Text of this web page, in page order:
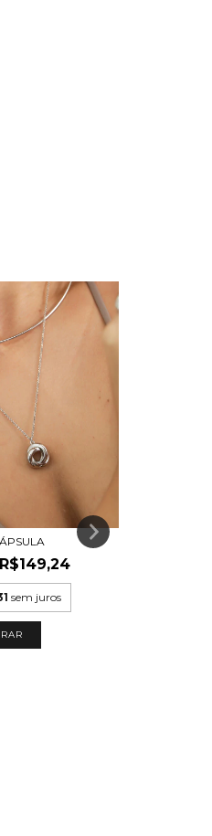
R$149,24
sem juros